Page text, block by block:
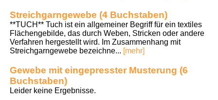
Streichgarngewebe (4 Buchstaben)
**TUCH** Tuch ist ein allgemeiner Begriff für ein textiles
Flächengebilde, das durch Weben, Stricken oder andere
Verfahren hergestellt wird. Im Zusammenhang mit
Streichgarngewebe bezeichne... [mehr]
Gewebe mit eingepresster Musterung (6
Buchstaben)
Leider keine Ergebnisse.